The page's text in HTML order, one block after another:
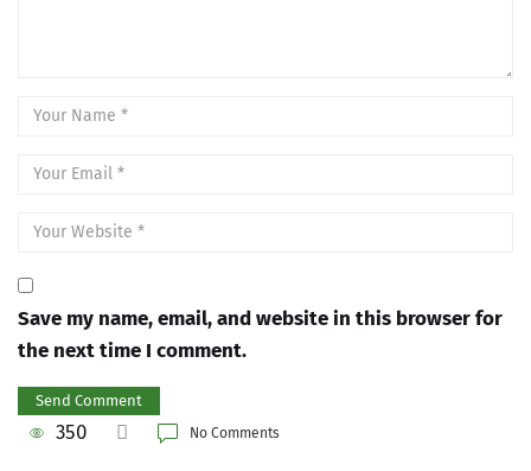
Save my name, email, and website in this browser for
the next time I comment.
350 No Comments